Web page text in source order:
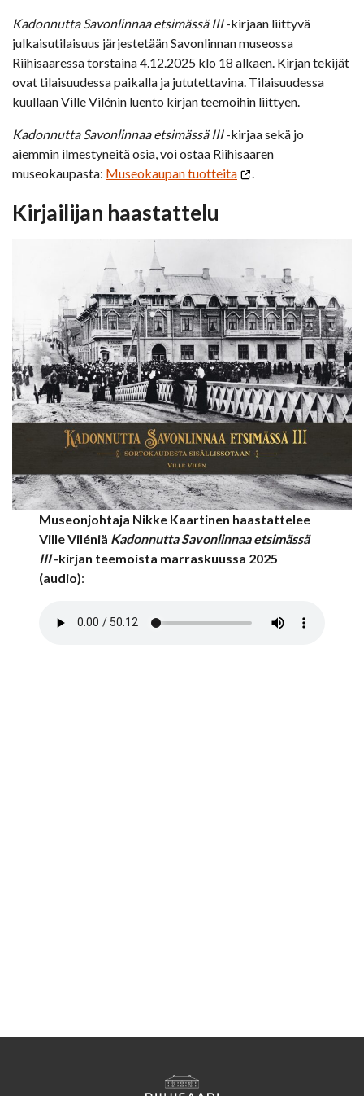
Kadonnutta Savonlinnaa etsimässä III-kirjaan liittyvä
julkaisutilaisuus järjestetään Savonlinnan museossa
Riihisaaressa torstaina 4.12.2025 klo 18 alkaen. Kirjan tekijät
ovat tilaisuudessa paikalla ja jututettavina. Tilaisuudessa
kuullaan Ville Vilénin luento kirjan teemoihin liittyen.
Kadonnutta Savonlinnaa etsimässä III-kirjaa sekä jo
aiemmin ilmestyneitä osia, voi ostaa Riihisaaren
museokaupasta: Museokaupan tuotteita .
Kirjailijan haastattelu
Museonjohtaja Nikke Kaartinen haastattelee
Ville Viléniä Kadonnutta Savonlinnaa etsimässä
III-kirjan teemoista marraskuussa 2025
(audio):